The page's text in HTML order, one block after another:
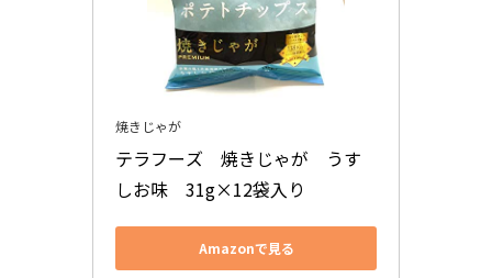
焼きじゃが
テラフーズ　焼きじゃが　うす
しお味　31g×12袋入り
Amazonで見る